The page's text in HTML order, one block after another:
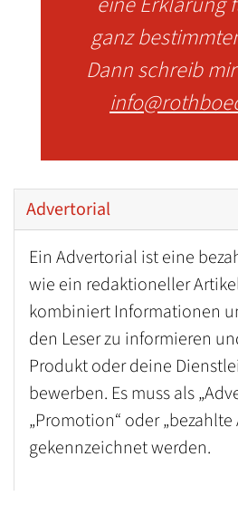
ganz
Dann schreib
Advertorial
Ein Advertorial ist eine
wie ein redaktioneller
kombiniert Informationen
den Leser zu informieren
Produkt oder deine
bewerben. Es muss als
„Promotion“ oder „bezahlte
gekennzeichnet werden.